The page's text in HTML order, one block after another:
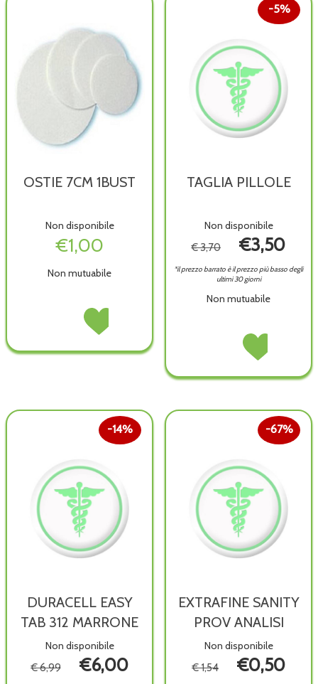
OSTIE 7CM 1BUST
Non disponibile
€1,00
Non mutuabile
è
Acquista OSTIE
7CM
wishlist
TAGLIA PILLOLE
Non disponibile
5%
€ 3,70 €3,50
*il prezzo barrato è il prezzo più basso degli
ultimi 30 giorni
Non mutuabile
PILLOLE non
disponibile
Acquista TAGLIA
PILLOLE alla
DURACELL EASY
TAB 312 MARRONE
Non disponibile
14%
€ 6,99 €6,00
EXTRAFINE SANITY
PROV ANALISI
Non disponibile
67%
€ 1,54 €0,50